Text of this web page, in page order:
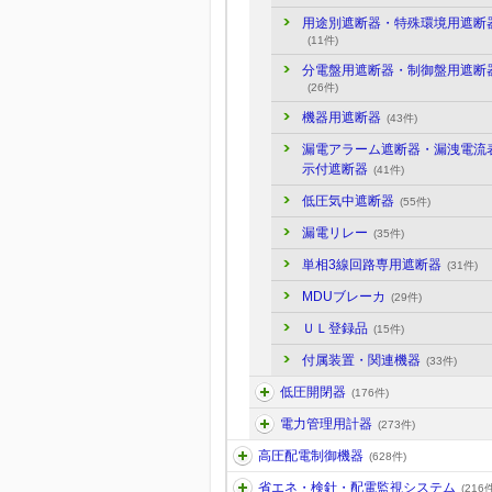
用途別遮断器・特殊環境用遮断
(11件)
分電盤用遮断器・制御盤用遮断
(26件)
機器用遮断器 (43件)
漏電アラーム遮断器・漏洩電流
示付遮断器 (41件)
低圧気中遮断器 (55件)
漏電リレー (35件)
単相3線回路専用遮断器 (31件)
MDUブレーカ (29件)
ＵＬ登録品 (15件)
付属装置・関連機器 (33件)
低圧開閉器 (176件)
電力管理用計器 (273件)
高圧配電制御機器 (628件)
省エネ・検針・配電監視システム (216